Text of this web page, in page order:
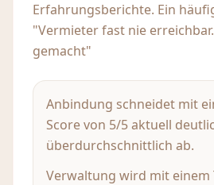
Erfahrungsberichte. Ein
"Vermieter fast nie
gemacht"
Anbindung schneidet mit
Score von 5/5 aktuell
überdurchschnittlich ab.
Verwaltung wird mit einem